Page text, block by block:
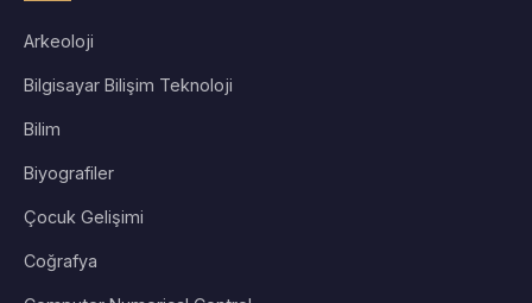
Arkeoloji
Bilgisayar Bilişim Teknoloji
Bilim
Biyografiler
Çocuk Gelişimi
Coğrafya